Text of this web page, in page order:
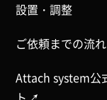
設置・調整
ご依頼までの流れ
Attach system公